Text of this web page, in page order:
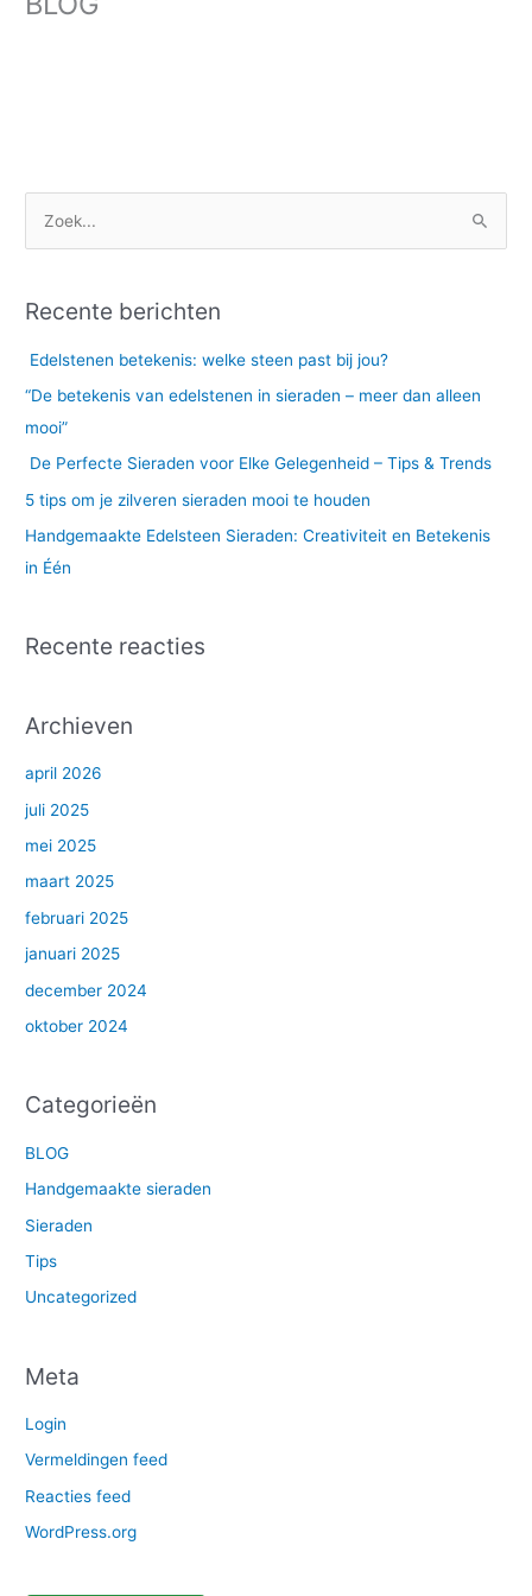
k
n
a
Recente berichten
Edelstenen betekenis: welke steen past bij jou?
“De betekenis van edelstenen in sieraden – meer dan alleen
mooi”
De Perfecte Sieraden voor Elke Gelegenheid – Tips & Trends
5 tips om je zilveren sieraden mooi te houden
Handgemaakte Edelsteen Sieraden: Creativiteit en Betekenis
in Één
Recente reacties
Archieven
april 2026
juli 2025
mei 2025
maart 2025
februari 2025
januari 2025
december 2024
oktober 2024
Categorieën
BLOG
Handgemaakte sieraden
Sieraden
Tips
Uncategorized
Meta
Login
Vermeldingen feed
Reacties feed
WordPress.org